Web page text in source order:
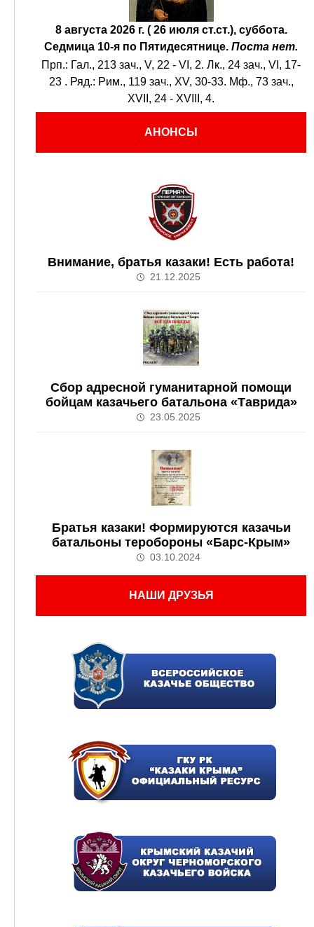
8 августа 2026 г. ( 26 июля ст.ст.), суббота.
Седмица 10-я по Пятидесятнице. Поста нет.
Прп.: Гал., 213 зач., V, 22 - VI, 2. Лк., 24 зач., VI, 17-
23 . Ряд.: Рим., 119 зач., XV, 30-33. Мф., 73 зач.,
XVII, 24 - XVIII, 4.
АНОНСЫ
Внимание, братья казаки! Есть работа!
21.12.2025
Сбор адресной гуманитарной помощи
бойцам казачьего батальона «Таврида»
23.05.2025
Братья казаки! Формируются казачьи
батальоны теробороны «Барс-Крым»
03.10.2024
НАШИ ДРУЗЬЯ